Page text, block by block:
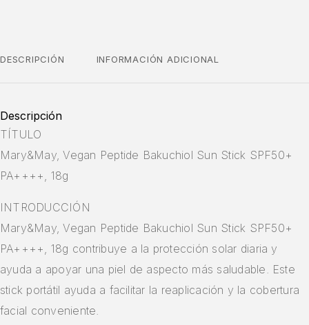
DESCRIPCIÓN INFORMACIÓN ADICIONAL
Descripción
TÍTULO
Mary&May, Vegan Peptide Bakuchiol Sun Stick SPF50+
PA++++, 18g
INTRODUCCIÓN
Mary&May, Vegan Peptide Bakuchiol Sun Stick SPF50+
PA++++, 18g contribuye a la protección solar diaria y
ayuda a apoyar una piel de aspecto más saludable. Este
stick portátil ayuda a facilitar la reaplicación y la cobertura
facial conveniente.